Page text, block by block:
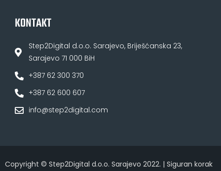
KONTAKT
Step2Digital d.o.o. Sarajevo, Briješćanska 23,
Sarajevo 71 000 BiH
+387 62 300 370
+387 62 600 607
info@step2digital.com
Copyright © Step2Digital d.o.o. Sarajevo 2022. | Siguran korak